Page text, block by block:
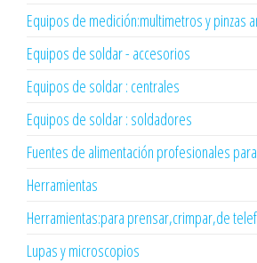
Equipos de medición:multimetros y pinzas
Equipos de soldar - accesorios
Equipos de soldar : centrales
Equipos de soldar : soldadores
Fuentes de alimentación profesionales
Herramientas
Herramientas:para prensar,crimpar,de
Lupas y microscopios